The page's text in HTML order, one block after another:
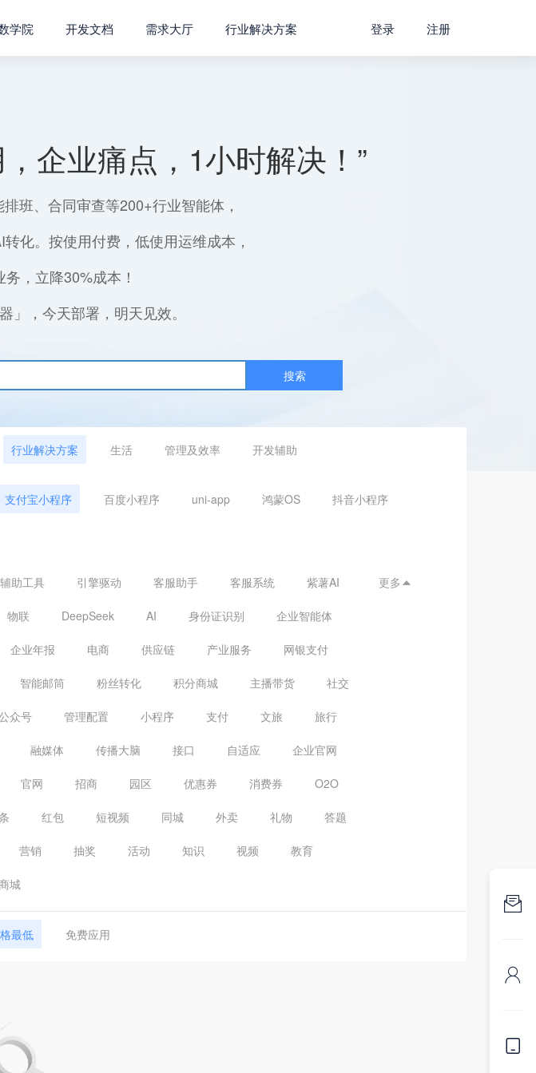
学院 开发文档 需求大厅 行业解决方案 登录 注册
企业痛点，1小时解决！”
班、合同审查等200+行业智能体，
化。按使用付费，低使用运维成本，
，立降30%成本！
，今天部署，明天见效。
搜索
行业解决方案 生活 管理及效率 开发辅助
支付宝小程序 百度小程序 uni-app 鸿蒙OS 抖音小程序
助工具 引擎驱动 客服助手 客服系统 紫薯AI
物联 DeepSeek AI 身份证识别 企业智能体
企业年报 电商 供应链 产业服务 网银支付
智能邮筒 粉丝转化 积分商城 主播带货 社交
众号 管理配置 小程序 支付 文旅 旅行
融媒体 传播大脑 接口 自适应 企业官网
官网 招商 园区 优惠券 消费券 O2O
红包 短视频 同城 外卖 礼物 答题
营销 抽奖 活动 知识 视频 教育
城
更多 
最低 免费应用


